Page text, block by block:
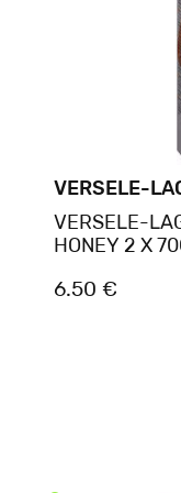
VERSELE-
VERSELE-
HONEY 2 X
6.50 €